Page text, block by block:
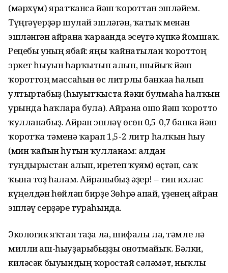
(мәрхүм) яратҡанса йәш ҡороттан эшләйем.
Түңгәүерҙәр шулай эшләгән, ҡатыҡ менән
эшләнгән айранға ҡарағанда эсеүгә күпкә йомшаҡ.
Рецебы уның ябай: яңы ҡайнатылған ҡороттоң
эркет һыуын һарҡытып алып, шыйыҡ йәш
ҡороттоң массаһын өс литрлы банкаға һалып
ултыртабыҙ (һыуытҡыста йәки булмаһа һалҡын
урында һаҡларға була). Айранға ошо йәш ҡоротто
ҡулланабыҙ. Айран эшләү өсөн 0,5-0,7 банка йәш
ҡоротҡа тәменә ҡарап 1,5-2 литр һалҡын һыу
(мин ҡайын һутын ҡулланам: алдан
туңдырғыстан алып, иретеп ҡуям) өҫтәп, саҡ
ҡына тоҙ һалам. Айраныбыҙ әҙер! – тип ихлас
күңелдән һөйләп бирҙе Зөһрә апай, үҙенең айран
эшләү серҙәре тураһында.
Экологик яҡтан таҙа ла, шифалы ла, тәмле лә
милли аш-һыуҙарыбыҙҙы онотмайыҡ. Бәлки,
киләсәк быуындың ҡоростай сәләмәт, ныҡлы